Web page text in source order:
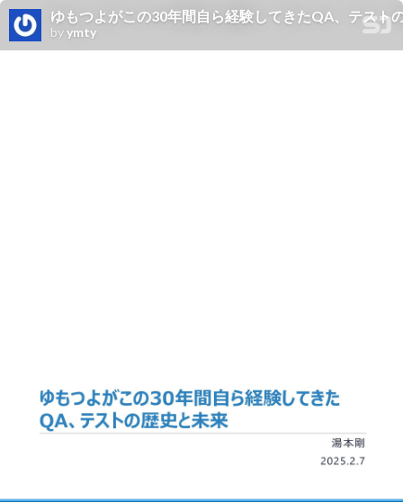
ゆもつよがこの30年間自ら経験してきたQA、テスト
byymty